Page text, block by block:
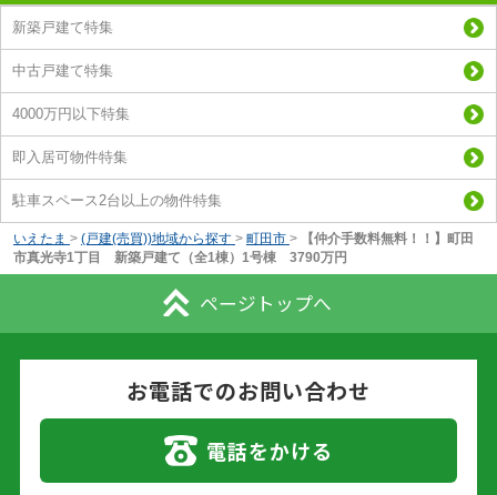
新築戸建て特集
中古戸建て特集
4000万円以下特集
即入居可物件特集
駐車スペース2台以上の物件特集
いえたま > (戸建(売買))地域から探す > 町田市 >
【仲介手数料無料！！】町田
市真光寺1丁目 新築戸建て（全1棟）1号棟 3790万円
ページトップへ
お電話でのお問い合わせ
電話をかける